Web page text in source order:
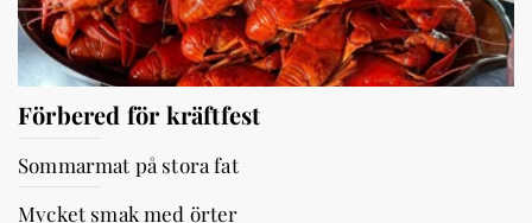
Förbered för kräftfest
Sommarmat på stora fat
Mycket smak med örter